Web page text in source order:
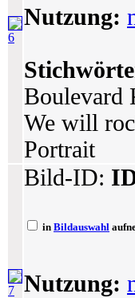
6
Nutzung:
Boulevard
We will
Portrait
7
Bild-ID:
in Bildauswahl
Nutzung: